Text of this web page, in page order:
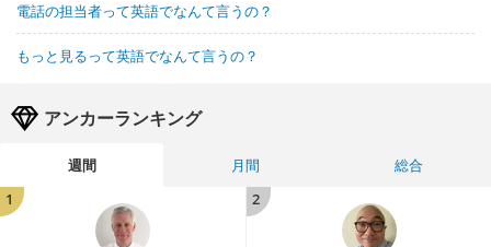
電話の担当者って英語でなんて言うの？
もっと見るって英語でなんて言うの？
アンカーランキング
週間 月間
総合
1
2